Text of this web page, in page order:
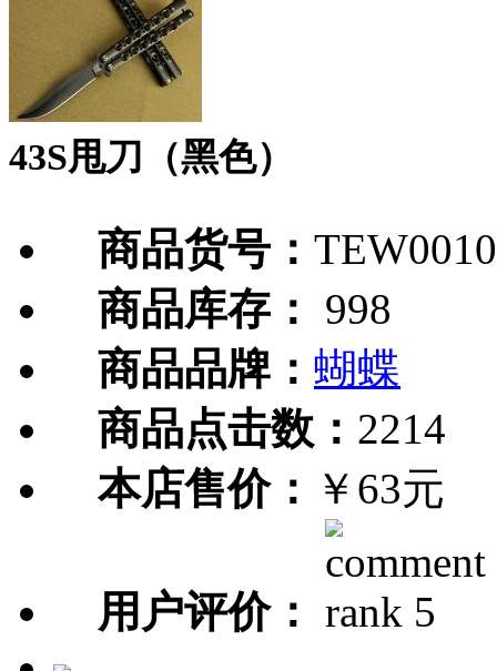
43S甩刀（黑色）
商品货号：
商品库存：
998
商品品牌： 蝴蝶
商品点击数： 2214
本店售价： ￥63元
用户评价：